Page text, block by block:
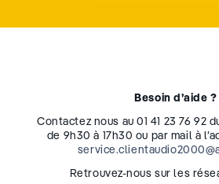
Besoin d’aide ?
Contactez nous au 01 41 23 76 92
de 9h30 à 17h30 ou par mail à
Retrouvez-nous sur les